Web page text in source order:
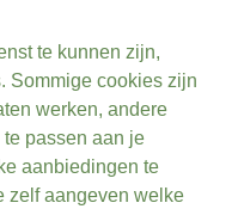
te kunnen zijn,
Sommige cookies zijn
werken, andere
passen aan je
aanbiedingen te
zelf aangeven welke